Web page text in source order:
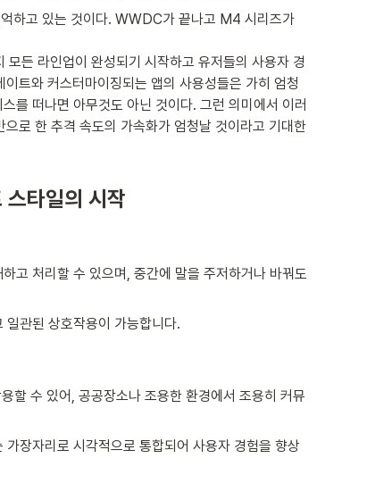
하고 있는 것이다. WWDC가 끝나고 M4 시리즈가
든 라인업이 완성되기 시작하고 유저들의 사용자 경
트와 커스터마이징되는 앱의 사용성들은 가히 엄청
를 떠나면 아무것도 아닌 것이다. 그런 의미에서 이러
로 한 추격 속도의 가속화가 엄청날 것이라고 기대한
스타일의 시작
고 처리할 수 있으며, 중간에 말을 주저하거나 바꿔도
관된 상호작용이 가능합니다.
할 수 있어, 공공장소나 조용한 환경에서 조용히 커뮤
장자리로 시각적으로 통합되어 사용자 경험을 향상